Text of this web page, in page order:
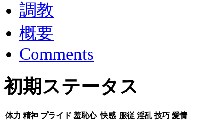
調教
概要
Comments
初期ステータス
体力 精神 プライド 羞恥心 快感 服従 淫乱 技巧 愛情